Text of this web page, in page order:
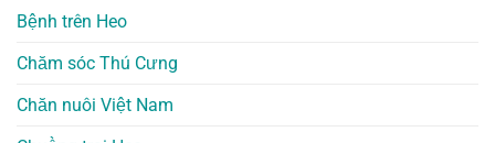
Bệnh trên Heo
Chăm sóc Thú Cưng
Chăn nuôi Việt Nam